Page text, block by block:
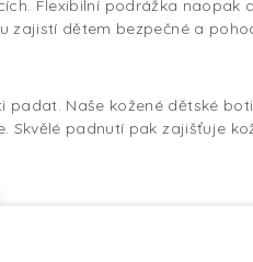
Flexibilní podrážka naopak
dětem bezpečné a
Naše kožené dětské
padnutí pak zajišťuje